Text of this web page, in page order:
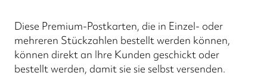
Diese Premium-Postkarten, die in Einzel- oder
mehreren Stückzahlen bestellt werden können,
können direkt an Ihre Kunden geschickt oder
bestellt werden, damit sie sie selbst versenden.